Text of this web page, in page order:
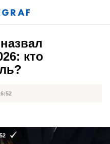
кто